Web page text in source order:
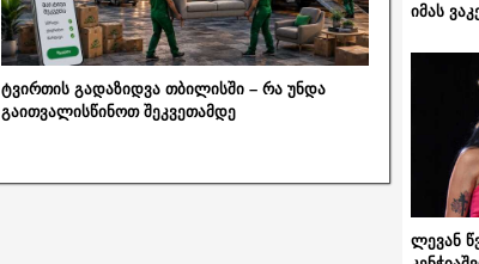
ტვირთის გადაზიდვა თბილისში – რა უნდა
გაითვალისწინოთ შეკვეთამდე
იმას
ლევან